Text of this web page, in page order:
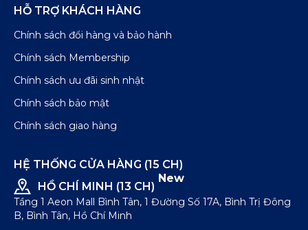
HỖ TRỢ KHÁCH HÀNG
Chính sách đổi hàng và bảo hành
Chính sách Membership
Chính sách ưu đãi sinh nhật
Chính sách bảo mật
Chính sách giao hàng
HỆ THỐNG CỬA HÀNG (15 CH)
HỒ CHÍ MINH (13 CH)
New
Tầng 1 Aeon Mall Bình Tân, 1 Đường Số 17A, Bình Trị Đông
B, Bình Tân, Hồ Chí Minh